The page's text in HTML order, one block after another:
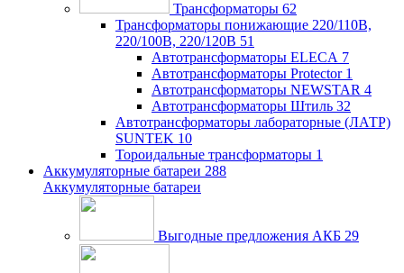
Трансформаторы 62
Трансформаторы понижающие 220/110В,
220/100В, 220/120В 51
Автотрансформаторы ELECA 7
Автотрансформаторы Protector 1
Автотрансформаторы NEWSTAR 4
Автотрансформаторы Штиль 32
Автотрансформаторы лабораторные (ЛАТР)
SUNTEK 10
Тороидальные трансформаторы 1
Аккумуляторные батареи 288
Аккумуляторные батареи
Выгодные предложения АКБ 29